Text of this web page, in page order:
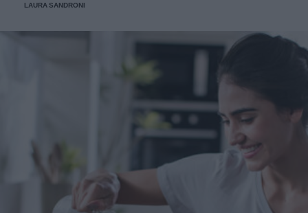
LAURA SANDRONI